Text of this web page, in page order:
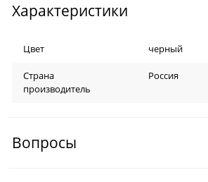
Характеристики
Цвет черный
Страна
производитель
Россия
Вопросы